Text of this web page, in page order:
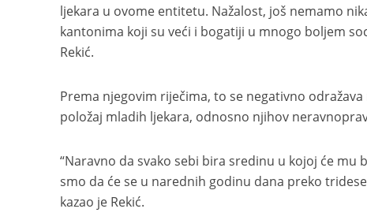
ljekara u ovome entitetu. Nažalost, još nemamo
kantonima koji su veći i bogatiji u mnogo boljem
Rekić.
Prema njegovim riječima, to se negativno
položaj mladih ljekara, odnosno njihov
“Naravno da svako sebi bira sredinu u kojoj će
smo da će se u narednih godinu dana preko
kazao je Rekić.